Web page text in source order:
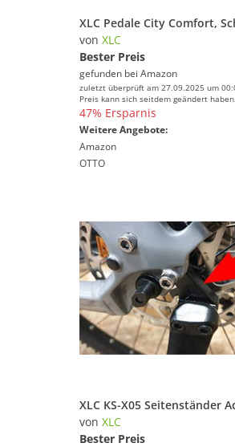
von XLC
Bester Preis
gefunden bei Amazon
zuletzt überprüft am 27.09.2025 um
Preis kann sich seitdem geändert haben.
47% Ersparnis
Weitere Angebote:
Amazon
OTTO
von XLC
Bester Preis